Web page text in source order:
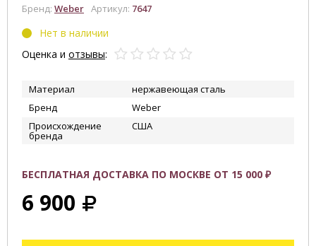
Бренд: Weber Артикул: 7647
Нет в наличии
Оценка и отзывы:
Материал
нержавеющая сталь
Бренд
Weber
Происхождение
бренда
США
БЕСПЛАТНАЯ ДОСТАВКА ПО МОСКВЕ ОТ 15 000 ₽
6 900